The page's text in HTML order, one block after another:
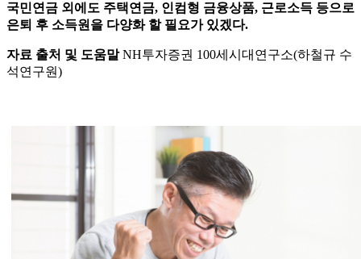
국민연금 외에도 주택연금, 인컴형 금융상품, 근로소득 등으로
은퇴 후 소득원을 다양화 할 필요가 있겠다.
자료 출처 및 도움말NH투자증권 100세시대연구소(하철규 수
석연구원)